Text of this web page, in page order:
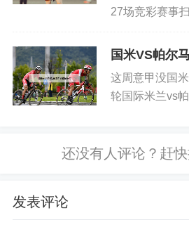
仍然落后皇马4分。
4、比赛概况毕尔巴鄂0-1皇
树，下半场卡塞米罗头球中框
尔-加西亚替补染红。最终皇家
尔巴鄂竞技。积分榜方面，由
警惕潜在挑战 5月17日凌晨3点
27场竞彩赛事
城近期状态不
及曼城可能存
国米VS帕尔
这周意甲没国
轮国际米兰vs
雷亚-杰尔瓦索
发表评论